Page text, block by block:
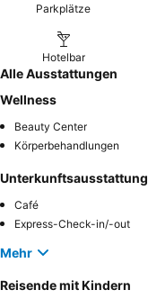
Parkplätze
Hotelbar
Alle Ausstattungen
Wellness
Beauty Center
Körperbehandlungen
Unterkunftsausstattung
Café
Express-Check-in/-out
Mehr
Reisende mit Kindern